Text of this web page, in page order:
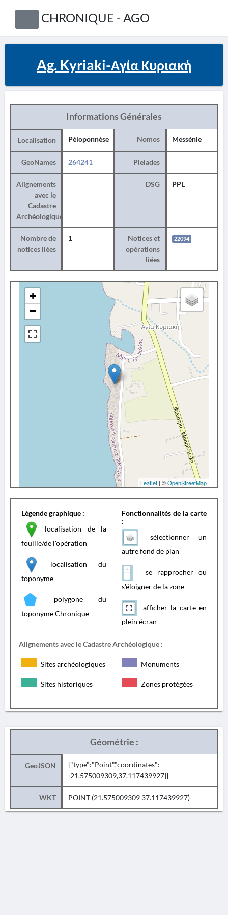
CHRONIQUE - AGO
Ag. Kyriaki-Αγία Κυριακή
Informations Générales
Localisation Péloponnèse Nomos Messénie
GeoNames 264241 Pleiades
Alignements
avec le
Cadastre
Archéologique
DSG PPL
Nombre de
notices liées
1
Notices et
opérations
liées
22094
+
−
Leaflet | ©OpenStreetMap
Légende graphique :
localisation de la
fouille/de l'opération
localisation du
toponyme
polygone du
toponyme Chronique
Fonctionnalités de la carte
:
sélectionner un
autre fond de plan
se rapprocher ou
s'éloigner de la zone
afficher la carte en
plein écran
Alignements avec le Cadastre Archéologique :
Sites archéologiques Monuments
Sites historiques Zones protégées
Géométrie :
GeoJSON
{"type":"Point","coordinates":
[21.575009309,37.117439927]}
WKT POINT (21.575009309 37.117439927)